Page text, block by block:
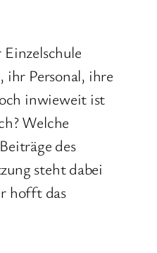
ihr Personal, ihre
inwieweit ist
Welche
des
steht dabei
hofft das